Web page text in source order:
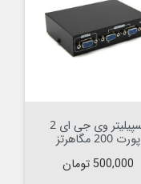
اسپیلیتر وی جی ای 2
پورت 200 مگاهرتز
قیمت
500,000 تومان